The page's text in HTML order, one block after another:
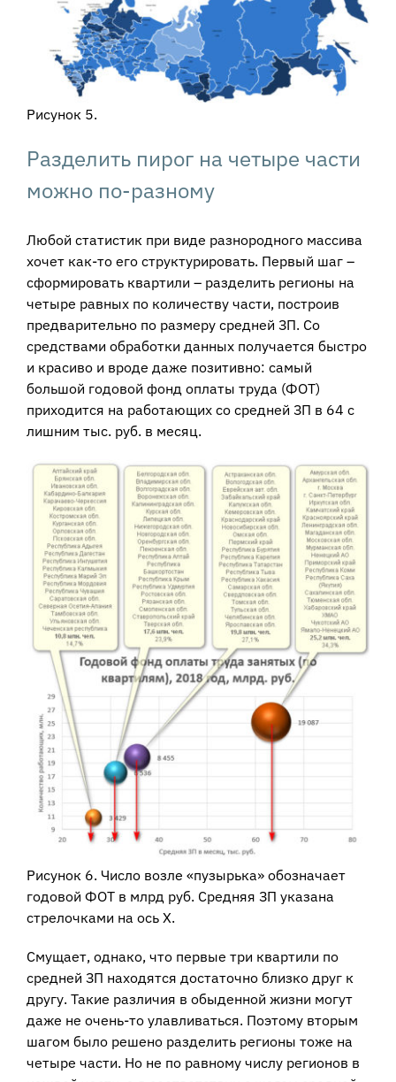
Рисунок 5.
Разделить пирог на четыре части
можно по-разному
Любой статистик при виде разнородного массива
хочет как-то его структурировать. Первый шаг –
сформировать квартили – разделить регионы на
четыре равных по количеству части, построив
предварительно по размеру средней ЗП. Со
средствами обработки данных получается быстро
и красиво и вроде даже позитивно: самый
большой годовой фонд оплаты труда (ФОТ)
приходится на работающих со средней ЗП в 64 с
лишним тыс. руб. в месяц.
Рисунок 6. Число возле «пузырька» обозначает
годовой ФОТ в млрд руб. Средняя ЗП указана
стрелочками на ось Х.
Смущает, однако, что первые три квартили по
средней ЗП находятся достаточно близко друг к
другу. Такие различия в обыденной жизни могут
даже не очень-то улавливаться. Поэтому вторым
шагом было решено разделить регионы тоже на
четыре части. Но не по равному числу регионов в